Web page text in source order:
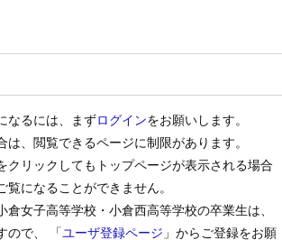
なるには、まずログインをお願いします。
は、閲覧できるページに制限があります。
クリックしてもトップページが表示される場合
覧になることができません。
倉女子高等学校・小倉西高等学校の卒業生は、
ので、 「ユーザ登録ページ 」からご登録をお願